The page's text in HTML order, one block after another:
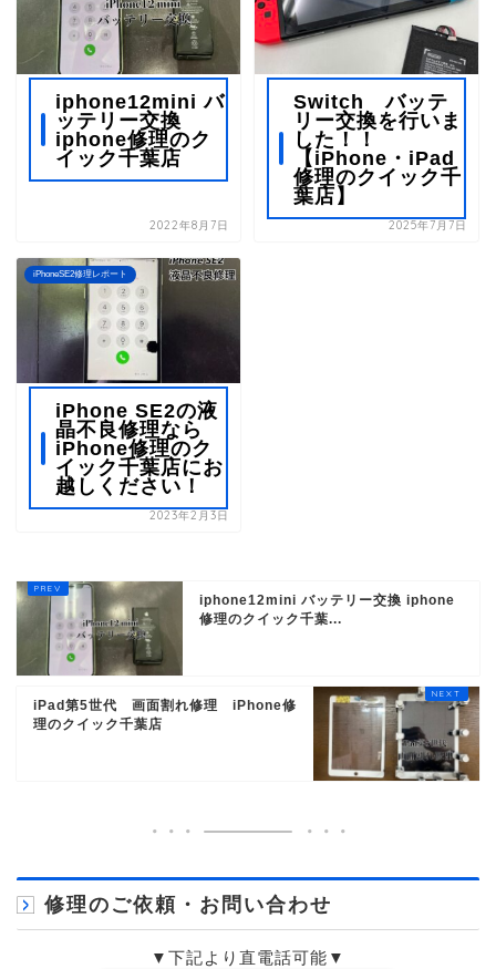
iphone12mini バ
ッテリー交換
iphone修理のク
イック千葉店
2022年8月7日
Switch バッテ
リー交換を行いま
した！！
【iPhone・iPad
修理のクイック千
葉店】
2025年7月7日
iPhoneSE2修理レポート
iPhone SE2の液
晶不良修理なら
iPhone修理のク
イック千葉店にお
越しください！
2023年2月3日
iphone12mini バッテリー交換 iphone
修理のクイック千葉...
iPad第5世代 画面割れ修理 iPhone修
理のクイック千葉店
修理のご依頼・お問い合わせ
▼下記より直電話可能▼